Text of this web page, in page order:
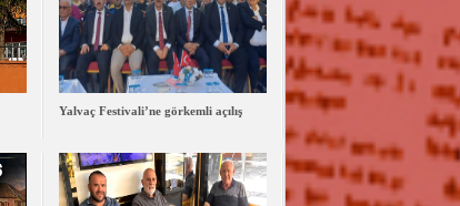
Yalvaç Festivali’ne görkemli açılış